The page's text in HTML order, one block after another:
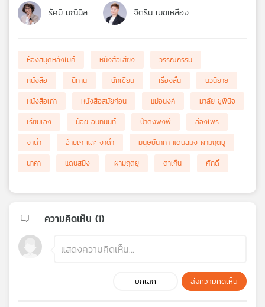
รัศมี มณีนิล จิตริน เมฆเหลือง
ห้องสมุดหลังไมค์ หนังสือเสียง
วรรณกรรม
หนังสือ
นิทาน นักเขียน เรื่องสั้น
นวนิยาย
หนังสือเก่า
หนังสือสมัยก่อน แม่อนงค์
มาลัย ชูพินิจ
เรียมเอง
น้อย อินทนนท์ ป่าดงพงพี
ล่องไพร
งาดำ
อ้ายเก และ งาดำ
มนุษย์นาคา แดนสมิง ผามฤตยู
นาคา
แดนสมิง ผามฤตยู ตาเกิ้น ศักดิ์
ความคิดเห็น (1)
ยกเลิก ส่งความคิดเห็น